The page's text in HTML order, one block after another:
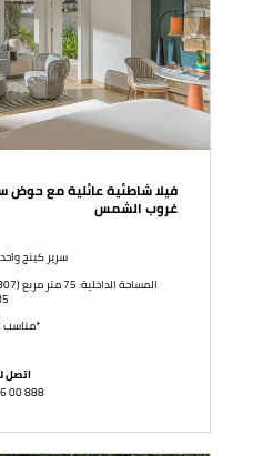
فيلا شاطئية عائلية مع حوض
غروب الشمس
سرير كينج
285
مناسب لثلاثة بالغين أو بالغين وطفلين*
اتصل
00 888